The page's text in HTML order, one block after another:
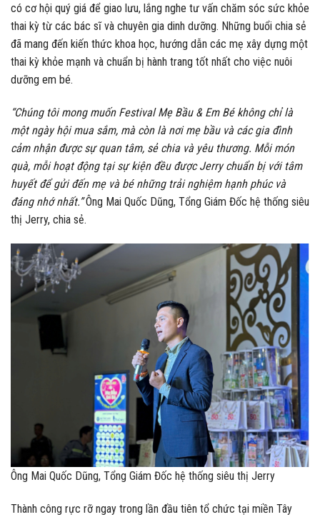
có cơ hội quý giá để giao lưu, lắng nghe tư vấn chăm sóc sức khỏe
thai kỳ từ các bác sĩ và chuyên gia dinh dưỡng. Những buổi chia sẻ
đã mang đến kiến thức khoa học, hướng dẫn các mẹ xây dựng một
thai kỳ khỏe mạnh và chuẩn bị hành trang tốt nhất cho việc nuôi
dưỡng em bé.
“Chúng tôi mong muốn Festival Mẹ Bầu & Em Bé không chỉlà
một ngày hội mua sắm, mà còn là nơi mẹ bầu và các gia đình
cảm nhận được sự quan tâm, sẻ chia và yêu thương. Mỗi món
quà, mỗi hoạt động tại sự kiện đều được Jerry chuẩn bị với tâm
huyết để gửi đến mẹ và bé những trải nghiệm hạnh phúc và
đáng nhớ nhất.”Ông Mai Quốc Dũng, Tổng Giám Đốc hệ thống siêu
thị Jerry, chia sẻ.
Ông Mai Quốc Dũng, Tổng Giám Đốc hệ thống siêu thị Jerry
Thành công rực rỡ ngay trong lần đầu tiên tổ chức tại miền Tây